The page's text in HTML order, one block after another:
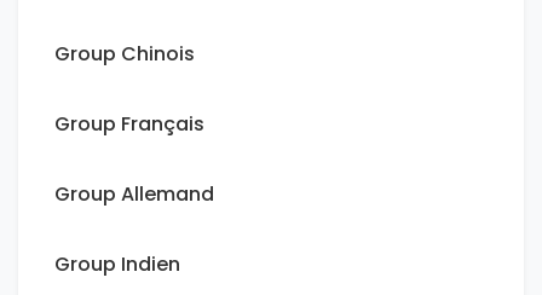
Group Chinois
Group Français
Group Allemand
Group Indien